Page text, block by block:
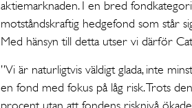
aktiemarknaden. I en bred
motståndskraftig hedgefond som står
Med hänsyn till detta utser vi därför
”Vi är naturligtvis väldigt glada, inte
en fond med fokus på låg risk. Trots